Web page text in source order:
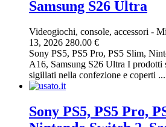
Samsung S26 Ultra
Videogiochi, console, accessori -
13, 2026 280.00 €
Sony PS5, PS5 Pro, PS5 Slim,
A16, Samsung S26 Ultra I
sigillati nella confezione e coperti ...
Sony PS5, PS5 Pro,